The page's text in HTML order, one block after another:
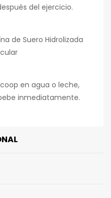
del ejercicio.
de Suero Hidrolizada
en agua o leche,
inmediatamente.